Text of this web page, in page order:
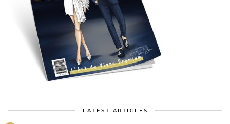
LATEST ARTICLES